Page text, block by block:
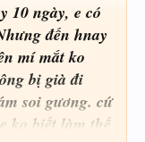
10 ngày, e có
đến hnay
mí mắt ko
bị già đi
soi gương. cứ
ko biết làm thế